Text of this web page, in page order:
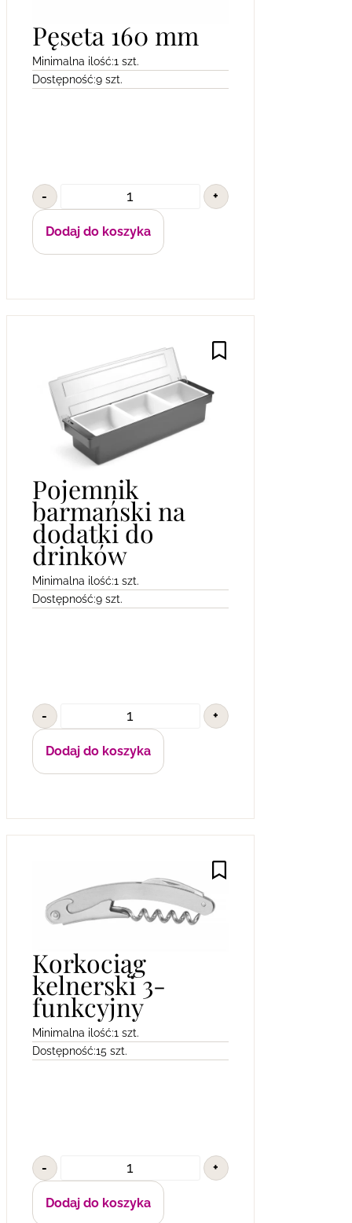
Pęseta 160 mm
Minimalna ilość:1 szt.
Dostępność:9 szt.
- +
Dodaj do koszyka
Pojemnik
barmański na
dodatki do
drinków
Minimalna ilość:1 szt.
Dostępność:9 szt.
- +
Dodaj do koszyka
Korkociąg
kelnerski 3-
funkcyjny
Minimalna ilość:1 szt.
Dostępność:15 szt.
- +
Dodaj do koszyka